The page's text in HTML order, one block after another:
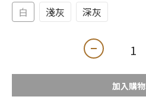
白 淺灰 深灰
加入購